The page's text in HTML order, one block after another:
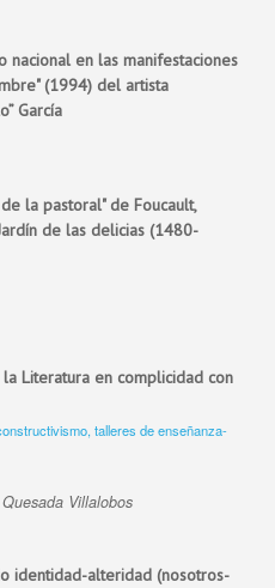
nacional en las manifestaciones
(1994) del artista
García
la pastoral" de Foucault,
de las delicias (1480-
Literatura en complicidad con
talleres de enseñanza-
Villalobos
identidad-alteridad (nosotros-